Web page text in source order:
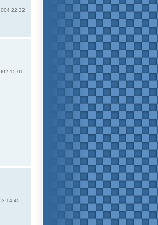
22:32
15:01
14:45